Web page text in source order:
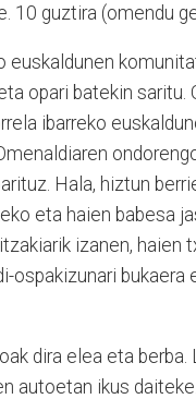
10 guztira (omendu
euskaldunen
opari batekin saritu.
ibarreko
Hala, hiztun
eta haien babesa
izanen, haien
ospakizunari bukaera
dira elea eta berba.
autoetan ikus